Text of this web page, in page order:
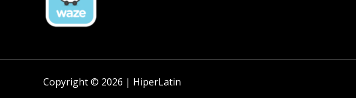
Copyright © 2026 | HiperLatin